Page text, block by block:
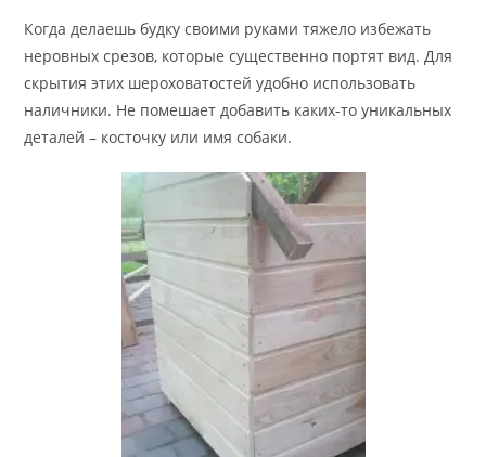
Когда делаешь будку своими руками тяжело избежать
неровных срезов, которые существенно портят вид. Для
скрытия этих шероховатостей удобно использовать
наличники. Не помешает добавить каких-то уникальных
деталей – косточку или имя собаки.